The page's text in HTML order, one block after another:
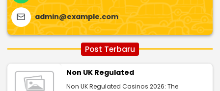
admin@example.com
Post Terbaru
Non UK Regulated
Non UK Regulated Casinos 2026: The